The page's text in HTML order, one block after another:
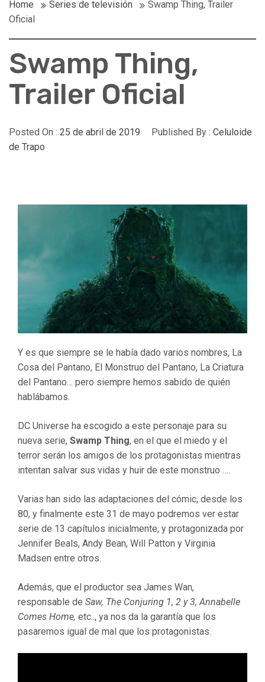
Home Series de televisión
Swamp Thing, Trailer
Oficial
Swamp Thing,
Trailer Oficial
Posted On : 25 de abril de 2019 Published By : Celuloide
de Trapo
Y es que siempre se le había dado varios nombres, La
Cosa del Pantano, El Monstruo del Pantano, La Criatura
del Pantano… pero siempre hemos sabido de quién
hablábamos.
DC Universe ha escogido a este personaje para su
nueva serie, Swamp Thing, en el que el miedo y el
terror serán los amigos de los protagonistas mientras
intentan salvar sus vidas y huir de este monstruo ….
Varias han sido las adaptaciones del cómic, desde los
80, y finalmente este 31 de mayo podremos ver estar
serie de 13 capítulos inicialmente, y protagonizada por
Jennifer Beals, Andy Bean, Will Patton y Virginia
Madsen entre otros.
Además, que el productor sea James Wan,
responsable de Saw, The Conjuring 1, 2 y 3, Annabelle
Comes Home, etc.., ya nos da la garantía que los
pasaremos igual de mal que los protagonistas.